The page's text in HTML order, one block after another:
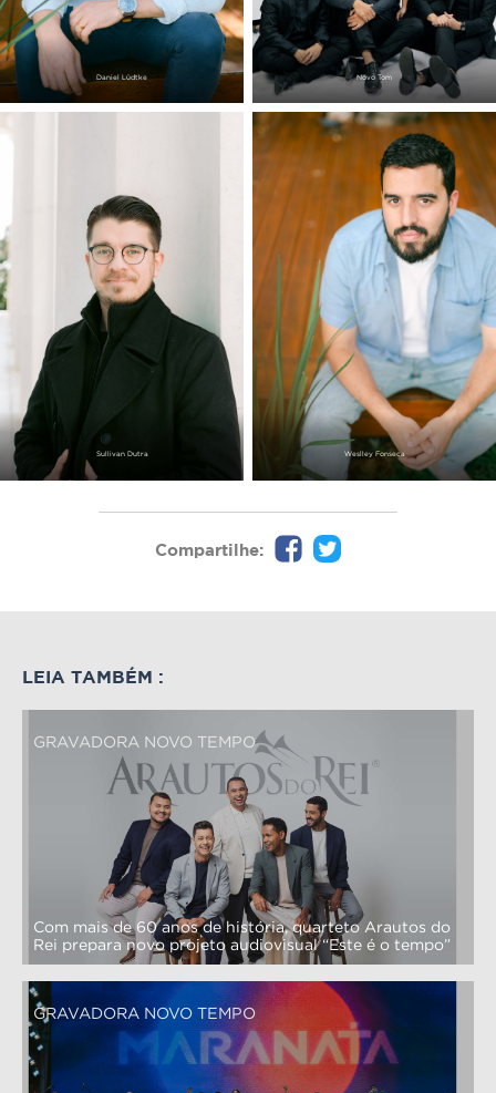
Daniel Lüdtke Novo Tom
Sullivan Dutra Weslley Fonseca
Compartilhe:
LEIA TAMBÉM :
GRAVADORA NOVO TEMPO
Com mais de 60 anos de história, quarteto Arautos do
Rei prepara novo projeto audiovisual “Este é o tempo”
GRAVADORA NOVO TEMPO